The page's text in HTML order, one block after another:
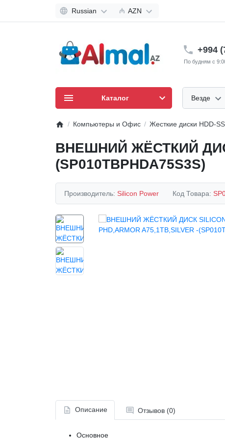
Russian ₼ AZN
+994
По будням с
Везде
Каталог
Компьютеры и Офис Жесткие диски HDD-
ВНЕШНИЙ ЖЁСТКИЙ ДИСК
(SP010TBPHDA75S3S)
Производитель: Silicon Power Код Товара:
Описание Отзывов (0)
Основное